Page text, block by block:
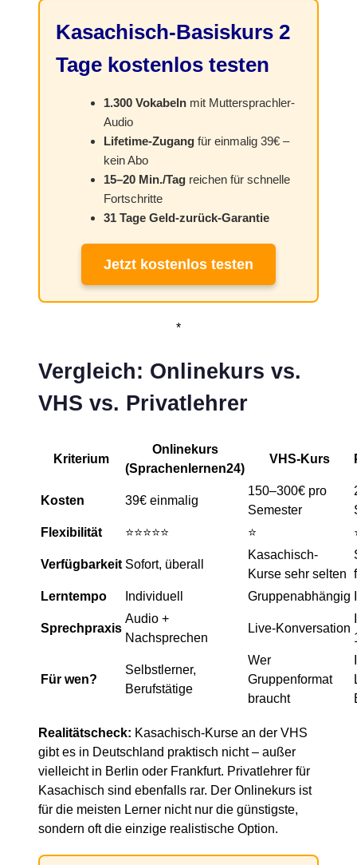
Kasachisch-Basiskurs 2
Tage kostenlos testen
1.300 Vokabeln mit Muttersprachler-
Audio
Lifetime-Zugang für einmalig 39€ –
kein Abo
15–20 Min./Tag reichen für schnelle
Fortschritte
31 Tage Geld-zurück-Garantie
Jetzt kostenlos testen
*
Vergleich: Onlinekurs vs.
VHS vs. Privatlehrer
Kriterium
Onlinekurs
(Sprachenlernen24)
VHS-Kurs
Kosten 39€ einmalig
150–300€ pro
Semester
Flexibilität
⭐⭐⭐⭐⭐ ⭐
Verfügbarkeit Sofort, überall
Kasachisch-
Kurse sehr selten
Lerntempo
Individuell Gruppenabhängig
Sprechpraxis
Audio +
Nachsprechen
Live-Konversation
Für wen?
Selbstlerner,
Berufstätige
Wer
Gruppenformat
braucht
Realitätscheck: Kasachisch-Kurse an der VHS
gibt es in Deutschland praktisch nicht – außer
vielleicht in Berlin oder Frankfurt. Privatlehrer für
Kasachisch sind ebenfalls rar. Der Onlinekurs ist
für die meisten Lerner nicht nur die günstigste,
sondern oft die einzige realistische Option.